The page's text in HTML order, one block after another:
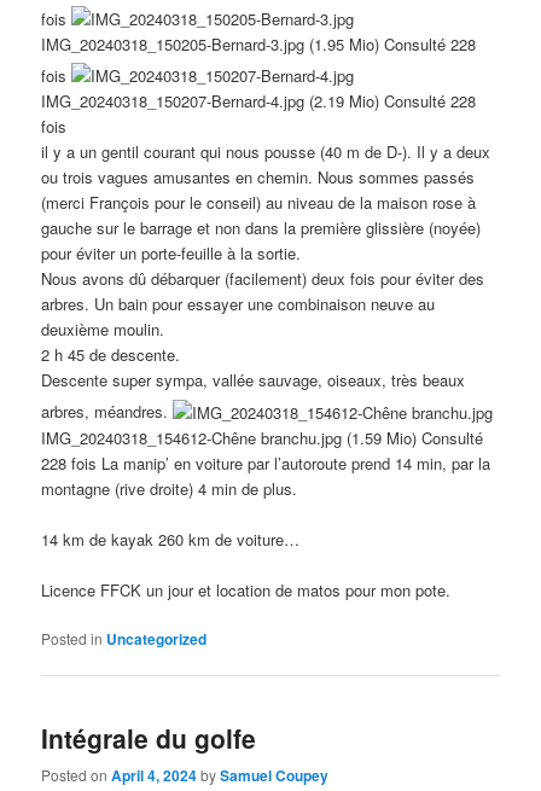
fois
IMG_20240318_150205-Bernard-3.jpg (1.95 Mio) Consulté 228
fois
IMG_20240318_150207-Bernard-4.jpg (2.19 Mio) Consulté 228
fois
il y a un gentil courant qui nous pousse (40 m de D-). Il y a deux
ou trois vagues amusantes en chemin. Nous sommes passés
(merci François pour le conseil) au niveau de la maison rose à
gauche sur le barrage et non dans la première glissière (noyée)
pour éviter un porte-feuille à la sortie.
Nous avons dû débarquer (facilement) deux fois pour éviter des
arbres. Un bain pour essayer une combinaison neuve au
deuxième moulin.
2 h 45 de descente.
Descente super sympa, vallée sauvage, oiseaux, très beaux
arbres, méandres.
IMG_20240318_154612-Chêne branchu.jpg (1.59 Mio) Consulté
228 fois La manip’ en voiture par l’autoroute prend 14 min, par la
montagne (rive droite) 4 min de plus.
14 km de kayak 260 km de voiture…
Licence FFCK un jour et location de matos pour mon pote.
Posted in Uncategorized
Intégrale du golfe
Posted onApril 4, 2024bySamuel Coupey